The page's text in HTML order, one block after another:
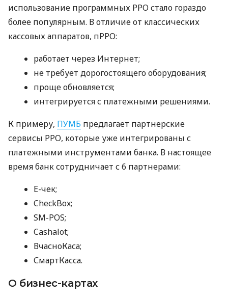
использование программных РРО стало гораздо
более популярным. В отличие от классических
кассовых аппаратов, пРРО:
работает через Интернет;
не требует дорогостоящего оборудования;
проще обновляется;
интегрируется с платежными решениями.
К примеру, ПУМБ предлагает партнерские
сервисы РРО, которые уже интегрированы с
платежными инструментами банка. В настоящее
время банк сотрудничает с 6 партнерами:
E-чек;
CheckBox;
SM-POS;
Cashalot;
ВчасноКаса;
СмартКасса.
О бизнес-картах